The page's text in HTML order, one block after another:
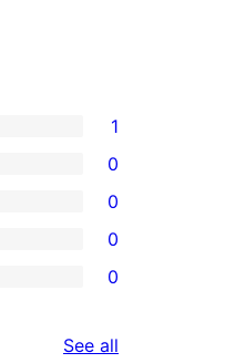
1
0
0
0
0
See all